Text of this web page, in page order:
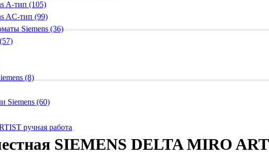
A-тип (105)
AС-тип (99)
Siemens (36)
(8)
Siemens (60)
ручная работа
SIEMENS DELTA MIRO